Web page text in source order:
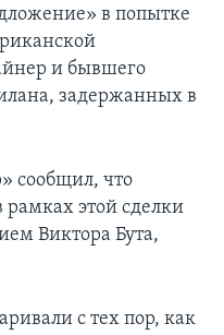
в попытке
и бывшего
задержанных в
сообщил, что
рамках этой сделки
Виктора Бута,
с тех пор, как